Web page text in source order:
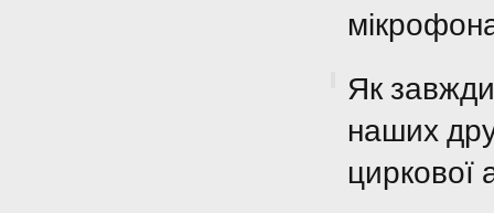
Як
наших
циркової